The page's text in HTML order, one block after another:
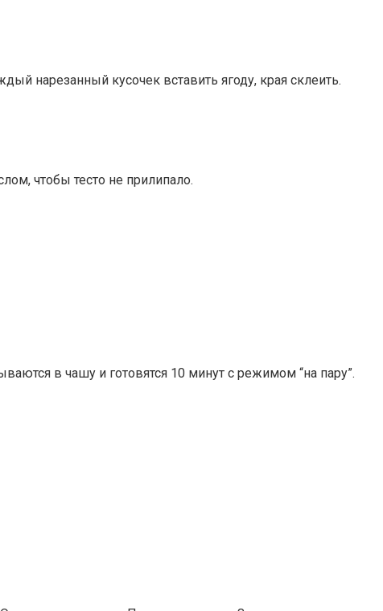
нарезанный кусочек вставить ягоду, края склеить.
чтобы тесто не прилипало.
в чашу и готовятся 10 минут с режимом “на пару”.